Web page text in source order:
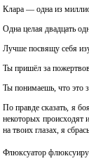
Клара — одна из
Одна целая двадцать
Лучше посвящу себя
Ты пришёл за
Ты понимаешь, что это
По правде сказать, я
некоторых происходят
на твоих глазах, я
Флюксуатор